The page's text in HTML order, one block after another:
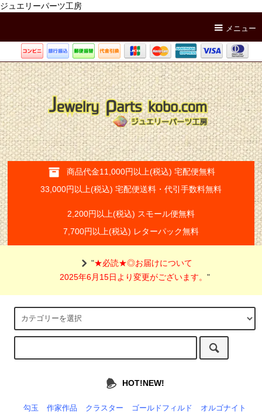
ジュエリーパーツ工房
メニュー
商品代金11,000円以上(税込) 宅配便無料
33,000円以上(税込) 宅配便送料・代引手数料無料
2,200円以上(税込) スモール便無料
7,700円以上(税込) レターパック無料
"★必読★◎お届けについて
2025年6月15日より変更がございます。"
HOT!NEW!
勾玉 作家作品 クラスター ゴールドフィルド オルゴナイト